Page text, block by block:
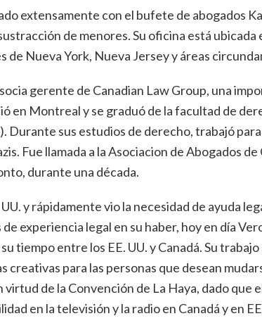
extensamente con el bufete de abogados
de menores. Su oficina está
de Nueva York, Nueva Jersey y áreas
gerente de Canadian Law Group, una
en Montreal y se graduó de la facultad de
Durante sus estudios de derecho, trabajó
Fue llamada a la Asociacion de Abogados
durante una década.
UU. y rápidamente vio la necesidad de ayuda
de experiencia legal en su haber, hoy en día
tiempo entre los EE. UU. y Canadá. Su
creativas para las personas que desean
de la Convención de La Haya, dado
en la televisión y la radio en Canadá y en